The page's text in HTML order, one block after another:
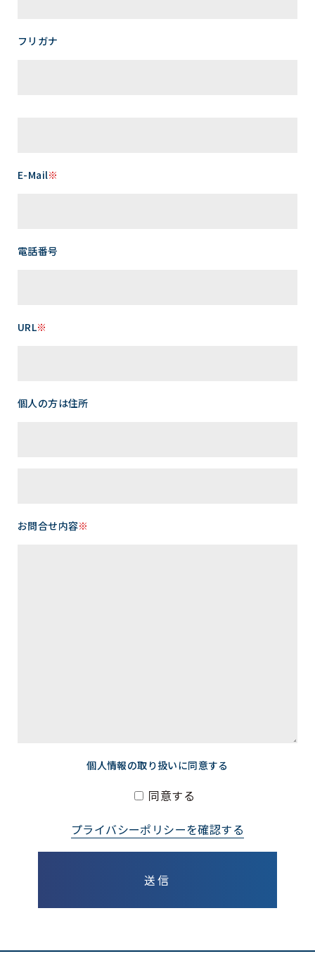
フリガナ
E-Mail※
電話番号
URL※
個人の方は住所
お問合せ内容※
個人情報の取り扱いに同意する
同意する
プライバシーポリシーを確認する